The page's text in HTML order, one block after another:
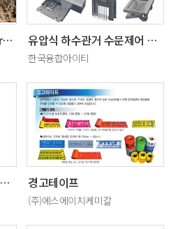
비굴착 교체 기술(Pipe bursting) 유압식 하수관거 수문제어 시스템
한국융합아이티
무힌지 폴딩 헤드형 차단판을 이용하는 부단수 차단 공법 경고테이프
(주)에스에이치케미칼